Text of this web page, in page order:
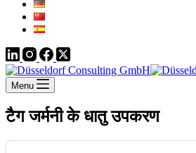
Menu
टैगजर्मनी के धातु उपकरण